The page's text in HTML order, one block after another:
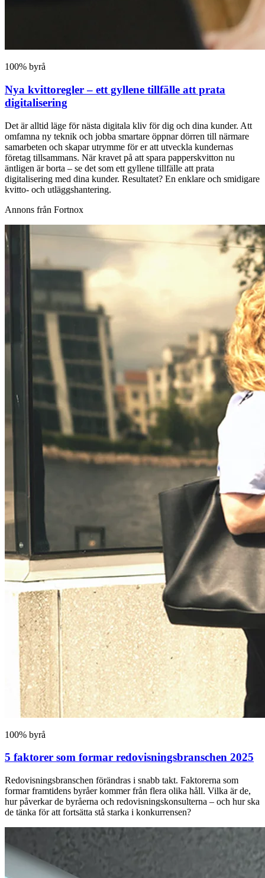
100% byrå
Nya kvittoregler – ett gyllene tillfälle att prata
digitalisering
Det är alltid läge för nästa digitala kliv för dig och dina kunder. Att
omfamna ny teknik och jobba smartare öppnar dörren till närmare
samarbeten och skapar utrymme för er att utveckla kundernas
företag tillsammans. När kravet på att spara papperskvitton nu
äntligen är borta – se det som ett gyllene tillfälle att prata
digitalisering med dina kunder. Resultatet? En enklare och smidigare
kvitto- och utläggshantering.
Annons från Fortnox
100% byrå
5 faktorer som formar redovisningsbranschen 2025
Redovisningsbranschen förändras i snabb takt. Faktorerna som
formar framtidens byråer kommer från flera olika håll. Vilka är de,
hur påverkar de byråerna och redovisningskonsulterna – och hur ska
de tänka för att fortsätta stå starka i konkurrensen?